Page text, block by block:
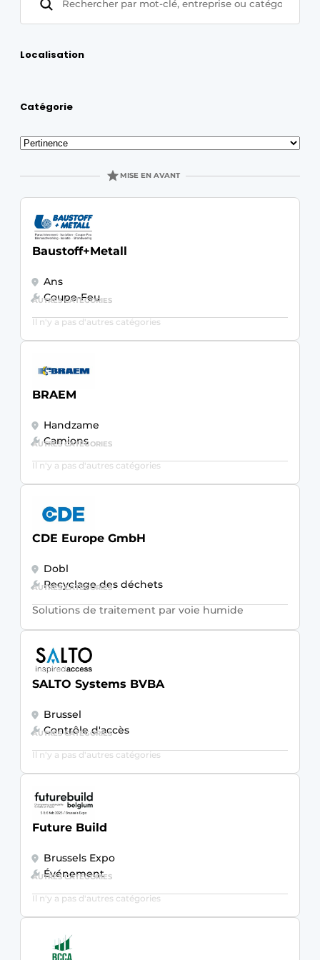
Construction bois
Contrôle d’accès
Éclairage
Façades
Infrastructures souterraines et égouttage
Rénovation
Sécurité incendie
Software
Techniques ferroviaires
Localisation
Catégorie
Trier
MISE EN AVANT
Baustoff+Metall
Ans
Coupe-Feu
AUTRES CATÉGORIES
Il n'y a pas d'autres catégories
BRAEM
Handzame
Camions
AUTRES CATÉGORIES
Il n'y a pas d'autres catégories
CDE Europe GmbH
Dobl
Recyclage des déchets
AUTRES CATÉGORIES
Solutions de traitement par voie humide
SALTO Systems BVBA
Brussel
Contrôle d'accès
AUTRES CATÉGORIES
Il n'y a pas d'autres catégories
Future Build
Brussels Expo
Événement
AUTRES CATÉGORIES
Il n'y a pas d'autres catégories